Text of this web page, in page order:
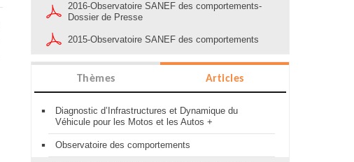
2016-Observatoire SANEF des comportements-
Dossier de Presse
2015-Observatoire SANEF des comportements
Thèmes Articles
Diagnostic d’Infrastructures et Dynamique du
Véhicule pour les Motos et les Autos +
Observatoire des comportements